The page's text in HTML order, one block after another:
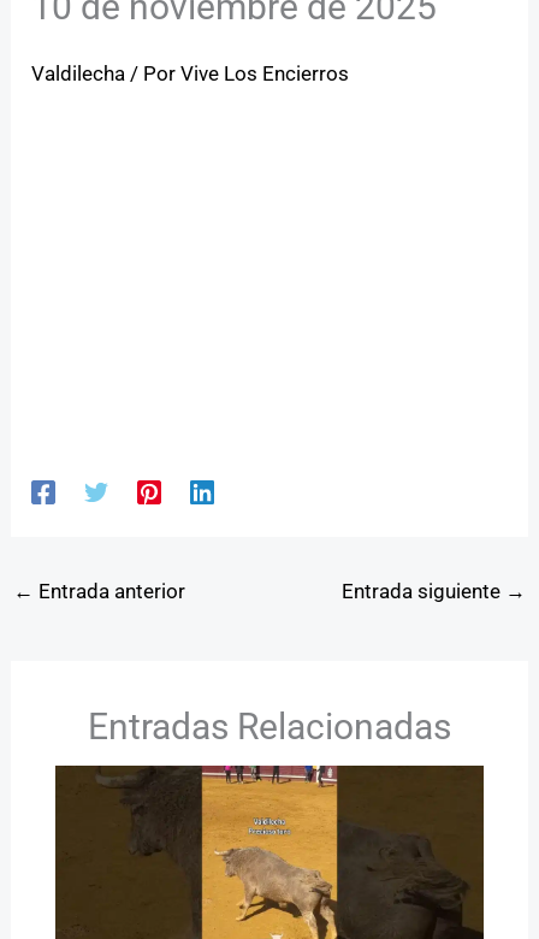
Valdilecha / PorVive Los Encierros
← Entrada anterior Entrada siguiente →
Entradas Relacionadas